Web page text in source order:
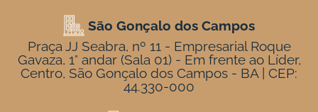
São Gonçalo dos Campos
Praça JJ Seabra, nº 11 - Empresarial Roque
Gavaza, 1° andar (Sala 01) - Em frente ao Líder,
Centro, São Gonçalo dos Campos - BA | CEP:
44.330-000